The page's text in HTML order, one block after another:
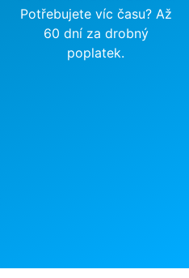
Potřebujete víc času? Až
60 dní za drobný
poplatek.